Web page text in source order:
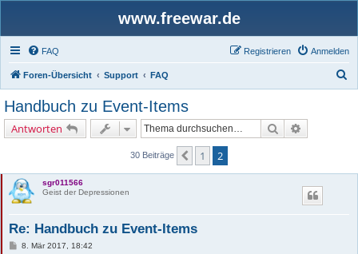
www.freewar.de
FAQ Anmelden
Registrieren
Foren-Übersicht Support FAQ
Handbuch zu Event-Items
Antworten Suche
30 Beiträge Vorherige
1 2
sgr011566
Geist der Depressionen
Re: Handbuch zu Event-Items
B8. Mär 2017, 18:42